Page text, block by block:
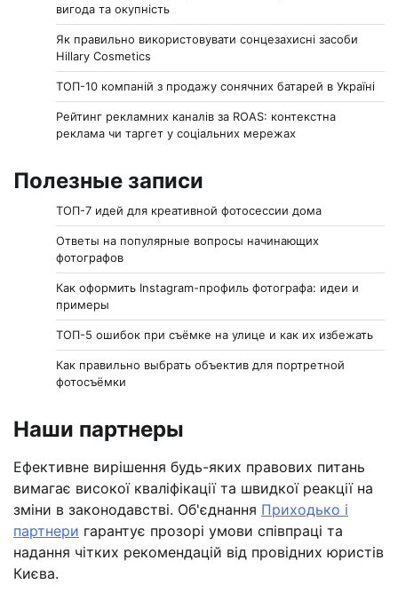
вигода та окупність
Як правильно використовувати сонцезахисні засоби
Hillary Cosmetics
ТОП-10 компаній з продажу сонячних батарей в Україні
Рейтинг рекламних каналів за ROAS: контекстна
реклама чи таргет у соціальних мережах
Полезные записи
ТОП-7 идей для креативной фотосессии дома
Ответы на популярные вопросы начинающих
фотографов
Как оформить Instagram-профиль фотографа: идеи и
примеры
ТОП-5 ошибок при съёмке на улице и как их избежать
Как правильно выбрать объектив для портретной
фотосъёмки
Наши партнеры
Ефективне вирішення будь-яких правових питань
вимагає високої кваліфікації та швидкої реакції на
зміни в законодавстві. Об'єднання Приходько і
партнери гарантує прозорі умови співпраці та
надання чітких рекомендацій від провідних юристів
Києва.